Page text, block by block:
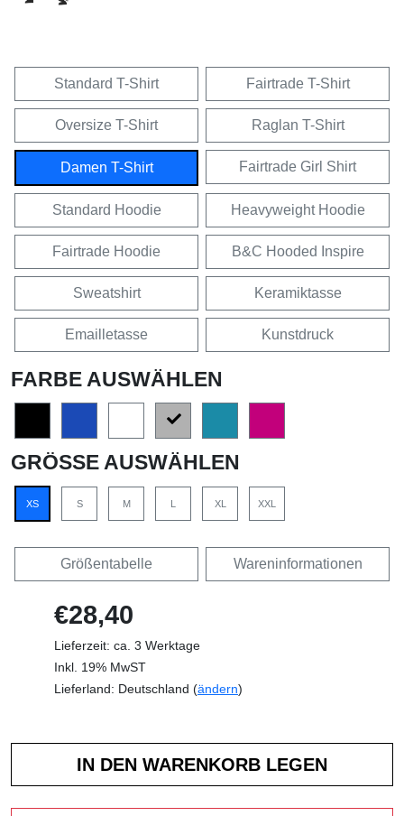
Standard T-Shirt Fairtrade T-Shirt
Oversize T-Shirt Raglan T-Shirt
Damen T-Shirt Fairtrade Girl Shirt
Standard Hoodie Heavyweight Hoodie
Fairtrade Hoodie B&C Hooded Inspire
Sweatshirt Keramiktasse
Emailletasse Kunstdruck
FARBE AUSWÄHLEN
GRÖSSE AUSWÄHLEN
XS S M L XL XXL
Größentabelle Wareninformationen
€28,40
Lieferzeit: ca. 3 Werktage
Inkl. 19% MwST
Lieferland: Deutschland (ändern)